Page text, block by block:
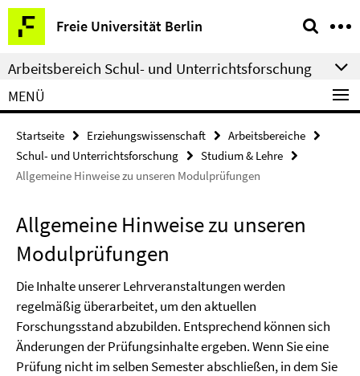
Springe
direkt
zu
Inhalt
Freie Universität Berlin
Service-
Navigation
Arbeitsbereich Schul- und Unterrichtsforschung
MENÜ
Startseite Erziehungswissenschaft
Arbeitsbereiche
Schul- und Unterrichtsforschung
Studium & Lehre
Allgemeine Hinweise zu unseren Modulprüfungen
Allgemeine Hinweise zu unseren
Modulprüfungen
Die Inhalte unserer Lehrveranstaltungen werden
regelmäßig überarbeitet, um den aktuellen
Forschungsstand abzubilden. Entsprechend können sich
Änderungen der Prüfungsinhalte ergeben. Wenn Sie eine
Prüfung nicht im selben Semester abschließen, in dem Sie